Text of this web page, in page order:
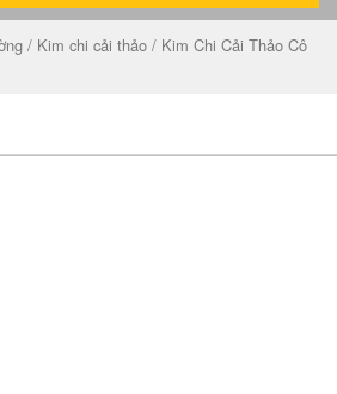
/ Kim chi cải thảo / Kim Chi Cải Thảo Cô